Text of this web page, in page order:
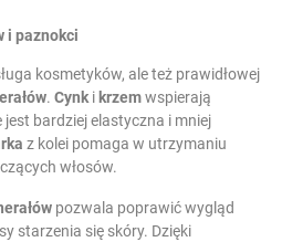
i paznokci
kosmetyków, ale też prawidłowej
. Cynki krzemwspierają
jest bardziej elastyczna i mniej
z kolei pomaga w utrzymaniu
włosów.
pozwala poprawić wygląd
starzenia się skóry. Dzięki